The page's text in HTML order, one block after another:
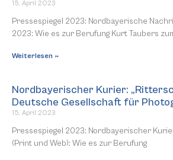
15. April 2023
Pressespiegel 2023: Nordbayerische
2023: Wie es zur Berufung Kurt Taubers
Weiterlesen »
Nordbayerischer Kurier:
Deutsche Gesellschaft für
15. April 2023
Pressespiegel 2023: Nordbayerischer
(Print und Web): Wie es zur Berufung